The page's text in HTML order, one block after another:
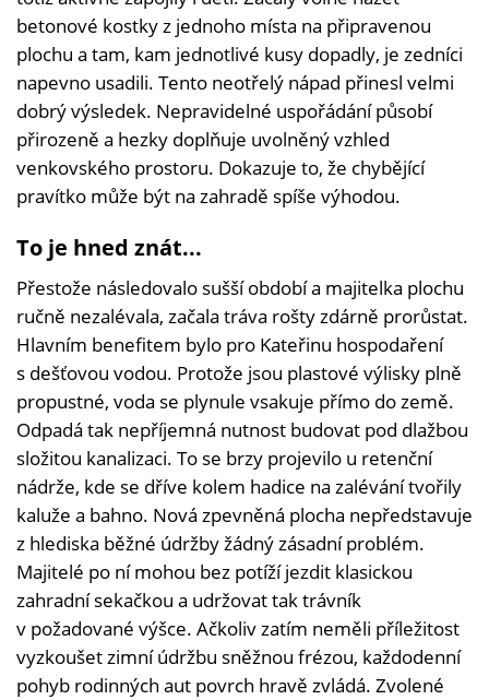
betonové kostky z jednoho místa na připravenou
plochu a tam, kam jednotlivé kusy dopadly, je zedníci
napevno usadili. Tento neotřelý nápad přinesl velmi
dobrý výsledek. Nepravidelné uspořádání působí
přirozeně a hezky doplňuje uvolněný vzhled
venkovského prostoru. Dokazuje to, že chybějící
pravítko může být na zahradě spíše výhodou.
To je hned znát...
Přestože následovalo sušší období a majitelka plochu
ručně nezalévala, začala tráva rošty zdárně prorůstat.
Hlavním benefitem bylo pro Kateřinu hospodaření
s dešťovou vodou. Protože jsou plastové výlisky plně
propustné, voda se plynule vsakuje přímo do země.
Odpadá tak nepříjemná nutnost budovat pod dlažbou
složitou kanalizaci. To se brzy projevilo u retenční
nádrže, kde se dříve kolem hadice na zalévání tvořily
kaluže a bahno. Nová zpevněná plocha nepředstavuje
z hlediska běžné údržby žádný zásadní problém.
Majitelé po ní mohou bez potíží jezdit klasickou
zahradní sekačkou a udržovat tak trávník
v požadované výšce. Ačkoliv zatím neměli příležitost
vyzkoušet zimní údržbu sněžnou frézou, každodenní
pohyb rodinných aut povrch hravě zvládá. Zvolené